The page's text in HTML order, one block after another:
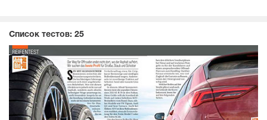
AUTO MOTOR UND SPORT 2020 МЕСТО
SPORT AUTO 2022 МЕСТО
FIRMENAUTO МЕСТО
Список тестов: 25